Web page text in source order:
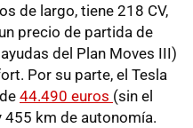
de largo, tiene 218 CV,
precio de partida de
del Plan Moves III)
Por su parte, el Tesla
44.490 euros (sin el
455 km de autonomía.